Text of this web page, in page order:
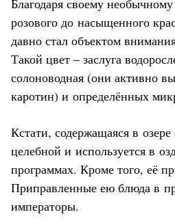
розового до насыщенного
давно стал объектом
Такой цвет – заслуга
солоноводная (они активно
каротин) и определённых
Кстати, содержащаяся в озере
целебной и используется в
программах. Кроме того, её
Приправленные ею блюда в
императоры.